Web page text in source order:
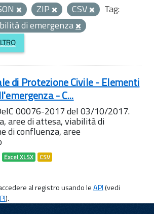
ZIP CSV
Tag:
di emergenza
di Protezione Civile - Elementi
- C...
00076-2017 del 03/10/2017.
aree di attesa, viabilità di
di confluenza, aree
Excel XLSX CSV
al registro usando leAPI(vedi
).